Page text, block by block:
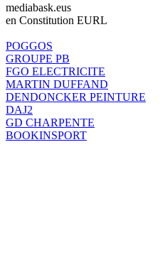
mediabask.eus
en Constitution EURL
POGGOS
GROUPE PB
FGO ELECTRICITE
MARTIN DUFFAND
DENDONCKER PEINTURE
DAJ2
GD CHARPENTE
BOOKINSPORT